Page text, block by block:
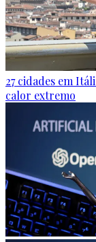
27 cidades em
calor extremo